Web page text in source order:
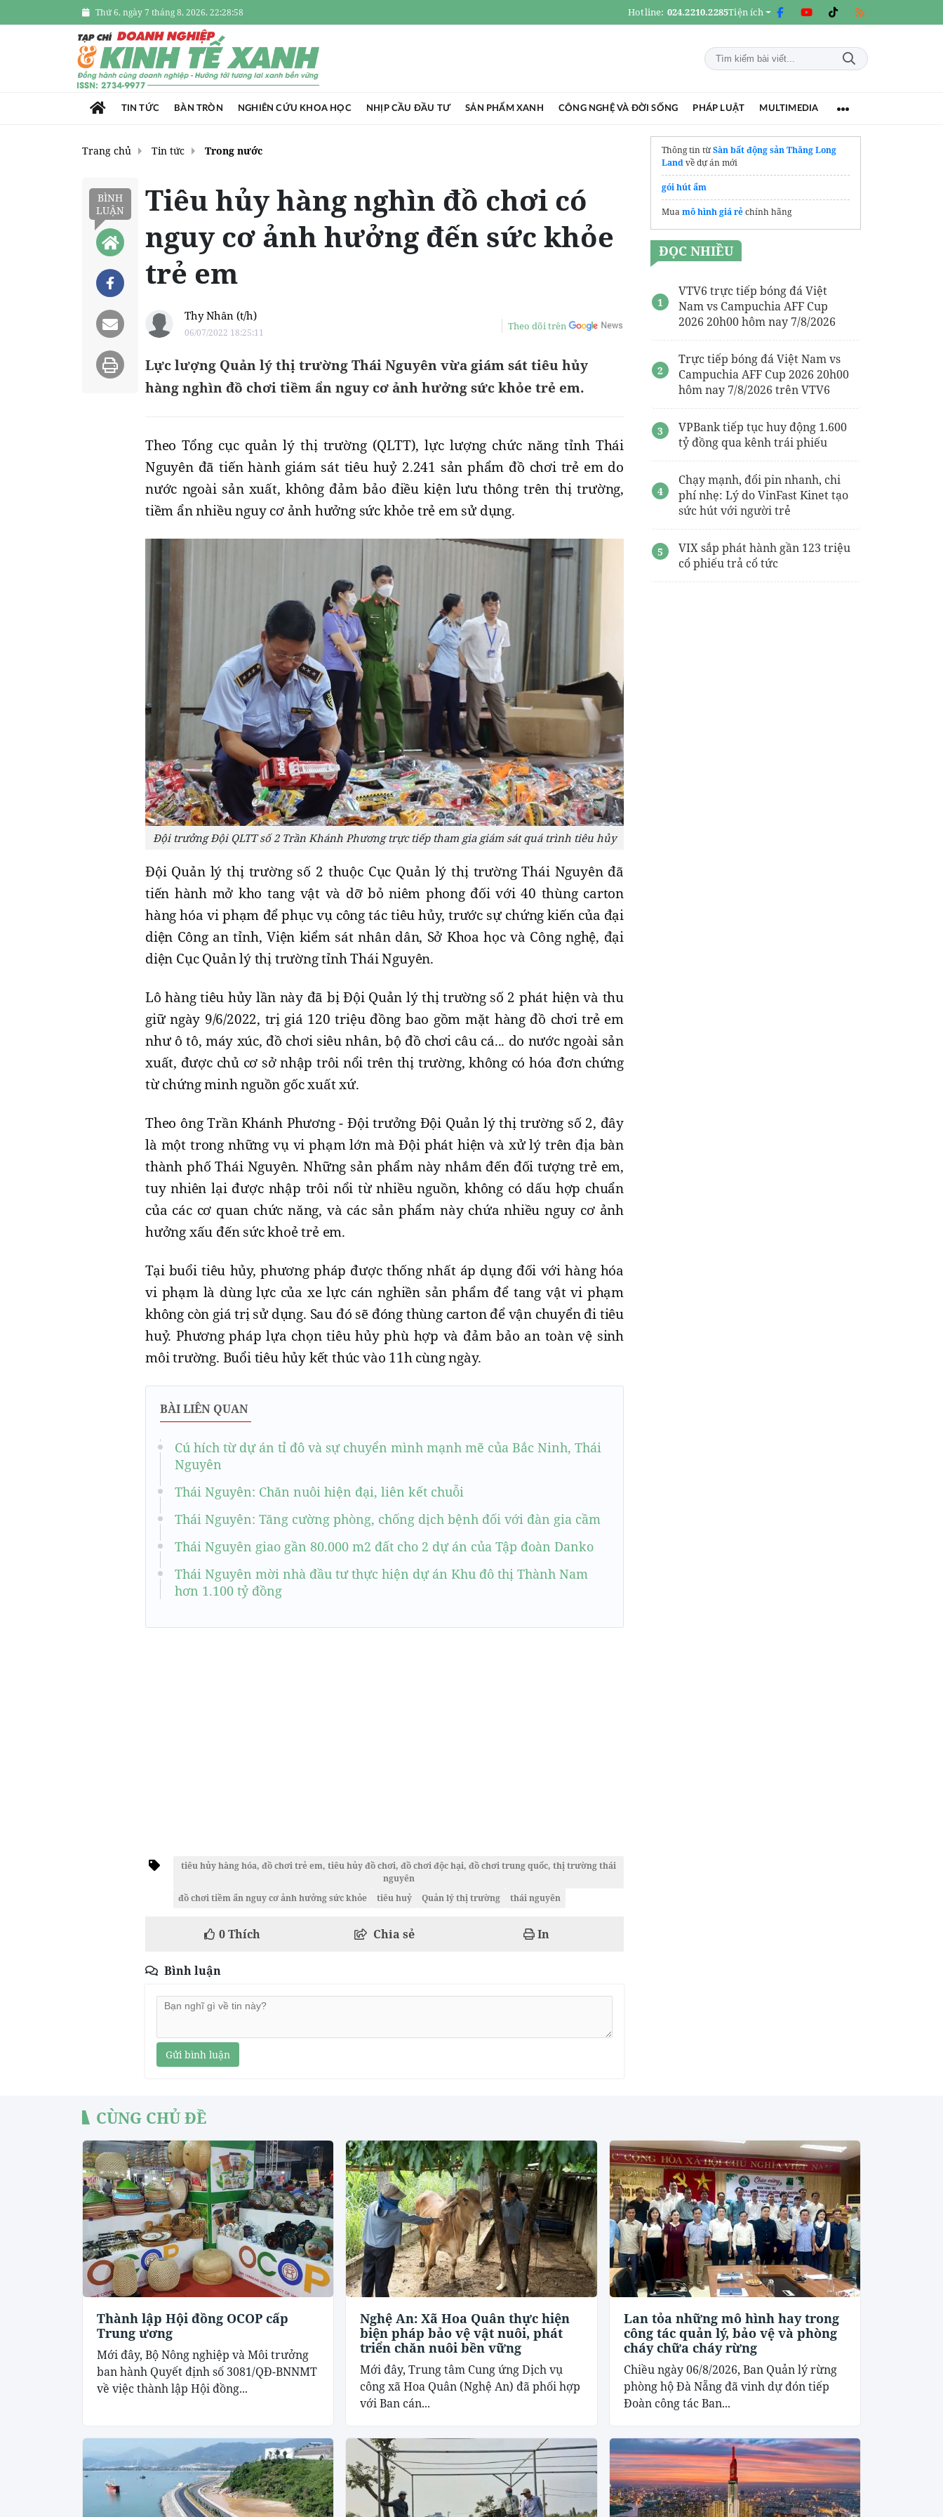
Thứ 6, ngày 7 tháng 8, 2026, 22:28:59 Hotline: 024.2210.2285Tiện ích
TIN TỨC BÀN TRÒN NGHIÊN CỨU KHOA HỌC NHỊP CẦU ĐẦU TƯ SẢN PHẨM XANH CÔNG NGHỆ VÀ ĐỜI SỐNG PHÁP LUẬT MULTIMEDIA
Trang chủ Tin tức Trong nước
BÌNH
LUẬN
Tiêu hủy hàng nghìn đồ chơi có
nguy cơ ảnh hưởng đến sức khỏe
trẻ em
Thy Nhân (t/h)
06/07/2022 18:25:11
Theo dõi trên
Lực lượng Quản lý thị trường Thái Nguyên vừa giám sát tiêu hủy
hàng nghìn đồ chơi tiềm ẩn nguy cơ ảnh hưởng sức khỏe trẻ em.
Theo Tổng cục quản lý thị trường (QLTT), lực lượng chức năng tỉnh Thái
Nguyên đã tiến hành giám sát tiêu huỷ 2.241 sản phẩm đồ chơi trẻ em do
nước ngoài sản xuất, không đảm bảo điều kiện lưu thông trên thị trường,
tiềm ẩn nhiều nguy cơ ảnh hưởng sức khỏe trẻ em sử dụng.
Đội trưởng Đội QLTT số 2 Trần Khánh Phương trực tiếp tham gia giám sát quá trình tiêu hủy
Đội Quản lý thị trường số 2 thuộc Cục Quản lý thị trường Thái Nguyên đã
tiến hành mở kho tang vật và dỡ bỏ niêm phong đối với 40 thùng carton
hàng hóa vi phạm để phục vụ công tác tiêu hủy, trước sự chứng kiến của đại
diện Công an tỉnh, Viện kiểm sát nhân dân, Sở Khoa học và Công nghệ, đại
diện Cục Quản lý thị trường tỉnh Thái Nguyên.
Lô hàng tiêu hủy lần này đã bị Đội Quản lý thị trường số 2 phát hiện và thu
giữ ngày 9/6/2022, trị giá 120 triệu đồng bao gồm mặt hàng đồ chơi trẻ em
như ô tô, máy xúc, đồ chơi siêu nhân, bộ đồ chơi câu cá... do nước ngoài sản
xuất, được chủ cơ sở nhập trôi nổi trên thị trường, không có hóa đơn chứng
từ chứng minh nguồn gốc xuất xứ.
Theo ông Trần Khánh Phương - Đội trưởng Đội Quản lý thị trường số 2, đây
là một trong những vụ vi phạm lớn mà Đội phát hiện và xử lý trên địa bàn
thành phố Thái Nguyên. Những sản phẩm này nhắm đến đối tượng trẻ em,
tuy nhiên lại được nhập trôi nổi từ nhiều nguồn, không có dấu hợp chuẩn
của các cơ quan chức năng, và các sản phẩm này chứa nhiều nguy cơ ảnh
hưởng xấu đến sức khoẻ trẻ em.
Tại buổi tiêu hủy, phương pháp được thống nhất áp dụng đối với hàng hóa
vi phạm là dùng lực của xe lực cán nghiền sản phẩm để tang vật vi phạm
không còn giá trị sử dụng. Sau đó sẽ đóng thùng carton để vận chuyển đi tiêu
huỷ. Phương pháp lựa chọn tiêu hủy phù hợp và đảm bảo an toàn vệ sinh
môi trường. Buổi tiêu hủy kết thúc vào 11h cùng ngày.
BÀI LIÊN QUAN
Cú hích từ dự án tỉ đô và sự chuyển mình mạnh mẽ của Bắc Ninh, Thái
Nguyên
Thái Nguyên: Chăn nuôi hiện đại, liên kết chuỗi
Thái Nguyên: Tăng cường phòng, chống dịch bệnh đối với đàn gia cầm
Thái Nguyên giao gần 80.000 m2 đất cho 2 dự án của Tập đoàn Danko
Thái Nguyên mời nhà đầu tư thực hiện dự án Khu đô thị Thành Nam
hơn 1.100 tỷ đồng
tiêu hủy hàng hóa, đồ chơi trẻ em, tiêu hủy đồ chơi, đồ chơi độc hại, đồ chơi trung quốc, thị trường thái
nguyên
đồ chơi tiềm ẩn nguy cơ ảnh hưởng sức khỏe
tiêu huỷ Quản lý thị trường thái nguyên
0Thích Chia sẻ In
Bình luận
Gửi bình luận
Thông tin từSàn bất động sản Thăng Long
Landvề dự án mới
gói hút ẩm
Muamô hình giá rẻchính hãng
ĐỌC NHIỀU
VTV6 trực tiếp bóng đá Việt
Nam vs Campuchia AFF Cup
2026 20h00 hôm nay 7/8/2026
Trực tiếp bóng đá Việt Nam vs
Campuchia AFF Cup 2026 20h00
hôm nay 7/8/2026 trên VTV6
VPBank tiếp tục huy động 1.600
tỷ đồng qua kênh trái phiếu
Chạy mạnh, đổi pin nhanh, chi
phí nhẹ: Lý do VinFast Kinet tạo
sức hút với người trẻ
VIX sắp phát hành gần 123 triệu
cổ phiếu trả cổ tức
CÙNG CHỦ ĐỀ
Thành lập Hội đồng OCOP cấp
Trung ương
Mới đây, Bộ Nông nghiệp và Môi trưởng
ban hành Quyết định số 3081/QĐ-BNNMT
về việc thành lập Hội đồng...
Nghệ An: Xã Hoa Quân thực hiện
biện pháp bảo vệ vật nuôi, phát
triển chăn nuôi bền vững
Mới đây, Trung tâm Cung ứng Dịch vụ
công xã Hoa Quân (Nghệ An) đã phối hợp
với Ban cán...
Lan tỏa những mô hình hay trong
công tác quản lý, bảo vệ và phòng
cháy chữa cháy rừng
Chiều ngày 06/8/2026, Ban Quản lý rừng
phòng hộ Đà Nẵng đã vinh dự đón tiếp
Đoàn công tác Ban...